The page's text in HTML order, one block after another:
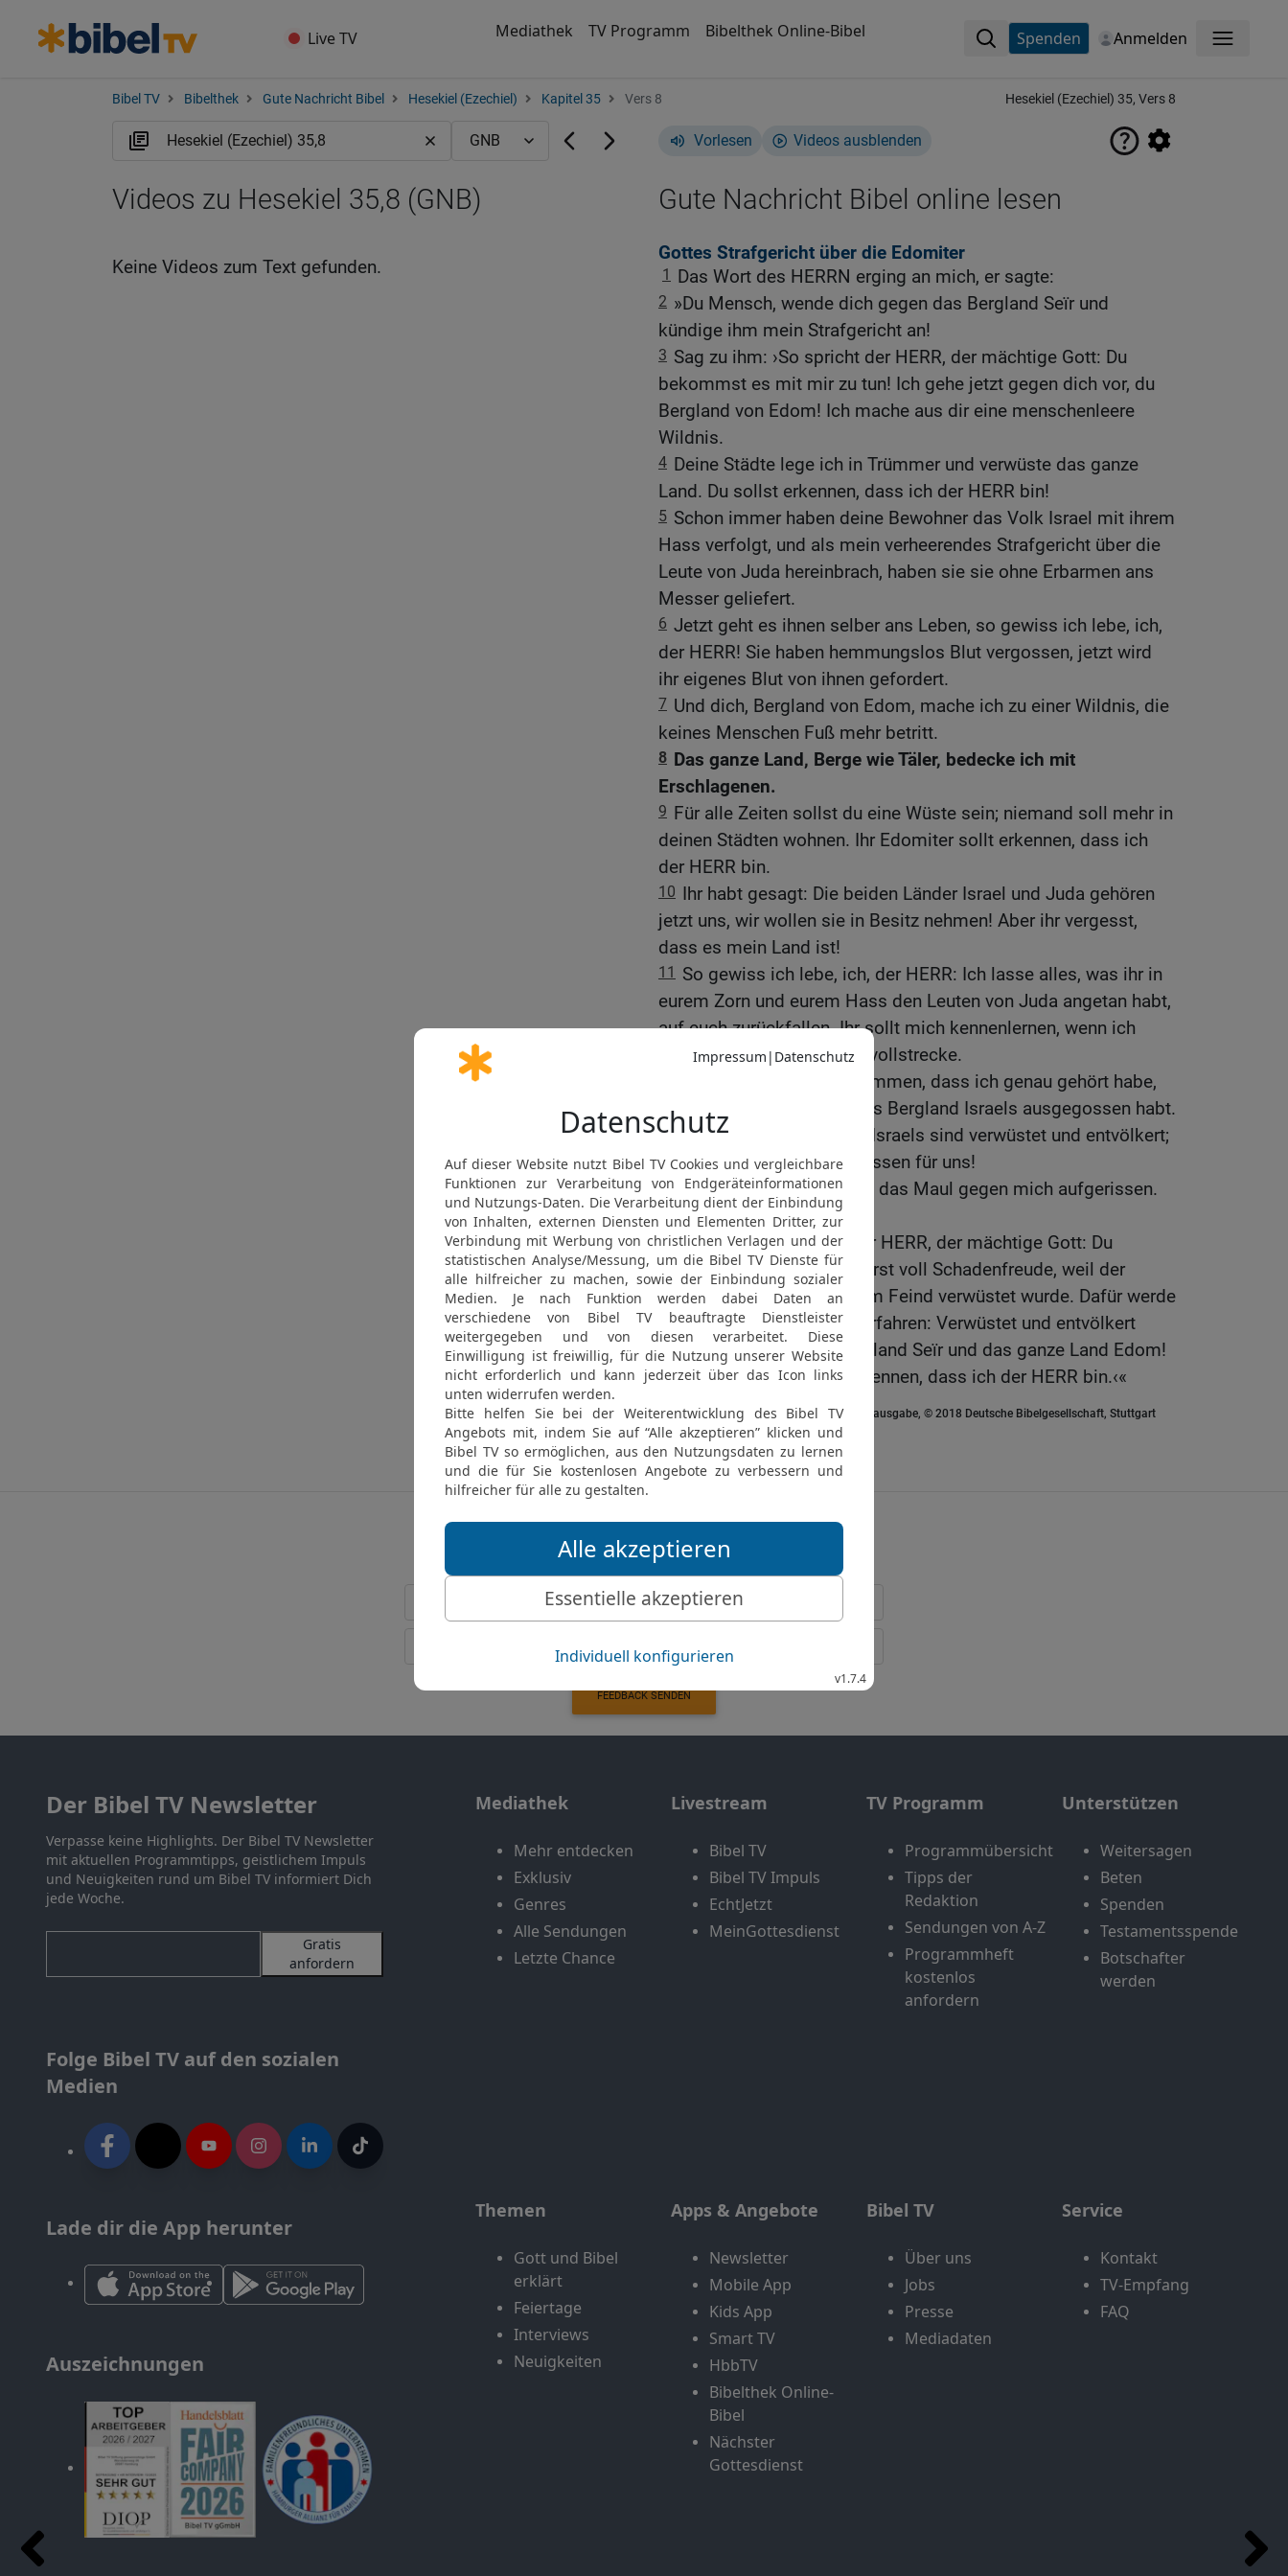
Live TV Mediathek TV Programm Bibelthek Online-Bibel Spenden Anmelden Menü
Bibel TV Bibelthek Gute Nachricht Bibel Hesekiel (Ezechiel) Kapitel 35 Vers 8 Hesekiel (Ezechiel) 35, Vers 8
Vorlesen Videos ausblenden
Gute Nachricht Bibel online lesen
Gottes Strafgericht über die Edomiter
1 Das Wort des HERRN erging an mich, er sagte:
2 »Du Mensch, wende dich gegen das Bergland Seïr und
kündige ihm mein Strafgericht an!
3 Sag zu ihm: ›So spricht der HERR, der mächtige Gott: Du
bekommst es mit mir zu tun! Ich gehe jetzt gegen dich vor, du
Bergland von Edom! Ich mache aus dir eine menschenleere
Wildnis.
4 Deine Städte lege ich in Trümmer und verwüste das ganze
Land. Du sollst erkennen, dass ich der HERR bin!
5 Schon immer haben deine Bewohner das Volk Israel mit ihrem
Hass verfolgt, und als mein verheerendes Strafgericht über die
Leute von Juda hereinbrach, haben sie sie ohne Erbarmen ans
Messer geliefert.
6 Jetzt geht es ihnen selber ans Leben, so gewiss ich lebe, ich,
der HERR! Sie haben hemmungslos Blut vergossen, jetzt wird
ihr eigenes Blut von ihnen gefordert.
7 Und dich, Bergland von Edom, mache ich zu einer Wildnis, die
keines Menschen Fuß mehr betritt.
8 Das ganze Land, Berge wie Täler, bedecke ich mit
Erschlagenen.
9 Für alle Zeiten sollst du eine Wüste sein; niemand soll mehr in
deinen Städten wohnen. Ihr Edomiter sollt erkennen, dass ich
der HERR bin.
10 Ihr habt gesagt: Die beiden Länder Israel und Juda gehören
jetzt uns, wir wollen sie in Besitz nehmen! Aber ihr vergesst,
dass es mein Land ist!
11
So gewiss ich lebe, ich, der HERR: Ich lasse alles, was ihr in
eurem Zorn und eurem Hass den Leuten von Juda angetan habt,
auf euch zurückfallen. Ihr sollt mich kennenlernen, wenn ich
mein Strafgericht an euch vollstrecke.
Ihr sollt zu spüren bekommen, dass ich genau gehört habe,
wie ihr euren Spott über das Bergland Israels ausgegossen habt.
Ihr habt gesagt: Die Berge Israels sind verwüstet und entvölkert;
das ist ein gefundenes Fressen für uns!
13
So habt ihr geprahlt und das Maul gegen mich aufgerissen.
Ich habe alles gehört.
14-15 Deshalb sage ich, der HERR, der mächtige Gott: Du
Bergland von Edom, du warst voll Schadenfreude, weil der
Erbbesitz der Israeliten vom Feind verwüstet wurde. Dafür werde
ich nun genauso mit dir verfahren: Verwüstet und entvölkert
sollst du daliegen, du Bergland Seïr und das ganze Land Edom!
Deine Bewohner sollen erkennen, dass ich der HERR bin.‹«
Gute Nachricht Bibel, durchgesehene Neuausgabe, © 2018 Deutsche Bibelgesellschaft, Stuttgart
Videos zu Hesekiel 35,8 (GNB)
Keine Videos zum Text gefunden.
Bewertung der Bibelthek
FEEDBACK SENDEN
Der Bibel TV Newsletter
Verpasse keine Highlights. Der Bibel TV Newsletter
mit aktuellen Programmtipps, geistlichem Impuls
und Neuigkeiten rund um Bibel TV informiert Dich
jede Woche.
Gratis
anfordern
Folge Bibel TV auf den sozialen
Medien
Lade dir die App herunter
Auszeichnungen
Mediathek
Mehr entdecken
Exklusiv
Genres
Alle Sendungen
Letzte Chance
Livestream
Bibel TV
Bibel TV Impuls
EchtJetzt
MeinGottesdienst
TV Programm
Programmübersicht
Tipps der
Redaktion
Sendungen von A-Z
Programmheft
kostenlos
anfordern
Unterstützen
Weitersagen
Beten
Spenden
Testamentsspende
Botschafter
werden
Themen
Gott und Bibel
erklärt
Feiertage
Interviews
Neuigkeiten
Apps & Angebote
Newsletter
Mobile App
Kids App
Smart TV
HbbTV
Bibelthek Online-
Bibel
Nächster
Gottesdienst
Bibel TV
Über uns
Jobs
Presse
Mediadaten
Service
Kontakt
TV-Empfang
FAQ